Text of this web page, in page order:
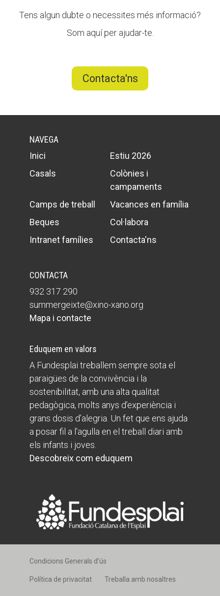
Tens algun dubte o necessites més informació?
Som aquí per ajudar-te.
Contacta'ns
NAVEGA
Inici
Estiu 2026
Casals
Colònies i
campaments
Camps de treball
Vacances en família
Beques
Col·labora
Intranet famílies
Contacta'ns
CONTACTA
932 317 290
summergeixte@xino-xano.org
Mapa i contacte
Eduquem en valors
A Fundesplai treballem sempre sota el
paraigües de la convivència i la
sostenibilitat, amb una alta qualitat
pedagògica, molts anys d’experiència i
grans dosis d’alegria. Un fet que ens ajuda
a posar fil a l'agulla en el treball diari amb
els infants i joves.
Descobreix com eduquem
Condicions Generals d’ús
Política de privacitat Treballa amb nosaltres